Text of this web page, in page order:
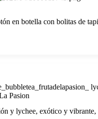
en botella con bolitas de
Pasion
y lychee, exótico y vibrante,